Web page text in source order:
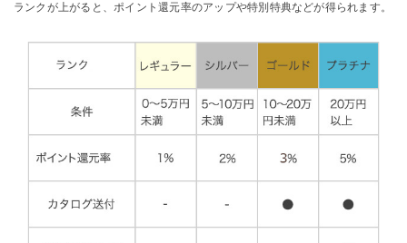
ランクが上がると、ポイント還元率のアップや特別特典などが得られます。